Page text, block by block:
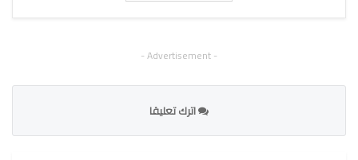
- Advertisement -
اترك تعليقا